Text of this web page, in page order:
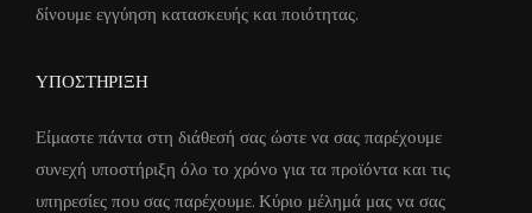
δίνουμε εγγύηση κατασκευής και ποιότητας.
ΥΠΟΣΤΗΡΙΞΗ
Είμαστε πάντα στη διάθεσή σας ώστε να σας παρέχουμε
συνεχή υποστήριξη όλο το χρόνο για τα προϊόντα και τις
υπηρεσίες που σας παρέχουμε. Κύριο μέλημά μας να σας